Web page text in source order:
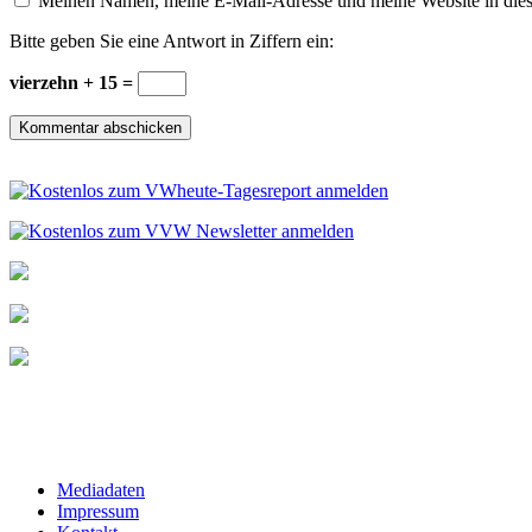
Bitte geben Sie eine Antwort in Ziffern ein:
vierzehn + 15 =
Mediadaten
Impressum